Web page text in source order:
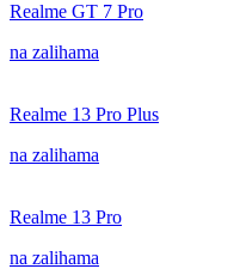
Realme GT 7 Pro
na zalihama
Realme 13 Pro Plus
na zalihama
Realme 13 Pro
na zalihama